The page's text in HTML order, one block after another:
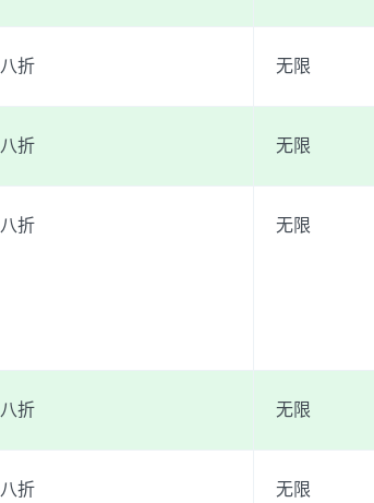
八折 无限
八折 无限
八折 无限
八折 无限
八折 无限